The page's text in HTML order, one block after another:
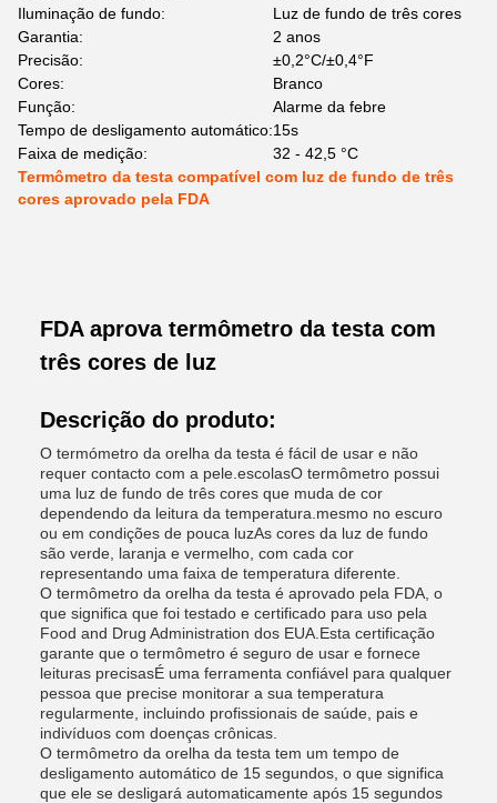
Iluminação de fundo:
Luz de fundo de três cores
Garantia:
2 anos
Precisão:
±0,2°C/±0,4°F
Cores:
Branco
Função:
Alarme da febre
Tempo de desligamento automático:15s
Faixa de medição:
32 - 42,5 °C
Termômetro da testa compatível com luz de fundo de três
cores aprovado pela FDA
FDA aprova termômetro da testa com
três cores de luz
Descrição do produto:
O termómetro da orelha da testa é fácil de usar e não
requer contacto com a pele.escolasO termômetro possui
uma luz de fundo de três cores que muda de cor
dependendo da leitura da temperatura.mesmo no escuro
ou em condições de pouca luzAs cores da luz de fundo
são verde, laranja e vermelho, com cada cor
representando uma faixa de temperatura diferente.
O termômetro da orelha da testa é aprovado pela FDA, o
que significa que foi testado e certificado para uso pela
Food and Drug Administration dos EUA.Esta certificação
garante que o termômetro é seguro de usar e fornece
leituras precisasÉ uma ferramenta confiável para qualquer
pessoa que precise monitorar a sua temperatura
regularmente, incluindo profissionais de saúde, pais e
indivíduos com doenças crônicas.
O termômetro da orelha da testa tem um tempo de
desligamento automático de 15 segundos, o que significa
que ele se desligará automaticamente após 15 segundos